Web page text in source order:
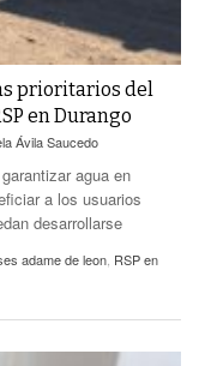
prioritarios del
en Durango
Ávila Saucedo
agua en
a los usuarios
desarrollarse
adame de leon RSP en